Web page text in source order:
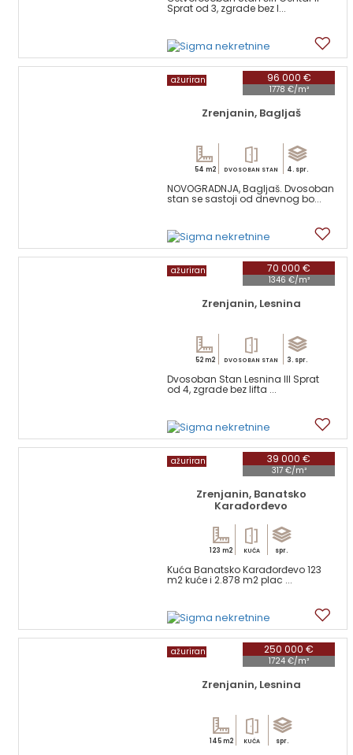
Sprat od 3, zgrade bez l...
96 000 €
1778 €/m²
ažuriran
Zrenjanin, Bagljaš
54 m2 DVOSOBAN STAN 4. spr.
NOVOGRADNJA, Bagljaš. Dvosoban
stan se sastoji od dnevnog bo...
70 000 €
1346 €/m²
ažuriran
Zrenjanin, Lesnina
52 m2 DVOSOBAN STAN 3. spr.
Dvosoban Stan Lesnina III Sprat
od 4, zgrade bez lifta ...
39 000 €
317 €/m²
ažuriran
Zrenjanin, Banatsko
Karađorđevo
123 m2 KUĆA spr.
Kuća Banatsko Karađorđevo 123
m2 kuće i 2.878 m2 plac ...
250 000 €
1724 €/m²
ažuriran
Zrenjanin, Lesnina
145 m2 KUĆA spr.